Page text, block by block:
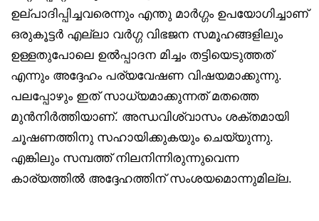
ഉല്പാദിപ്പിച്ചവരെന്നും എന്തു മാർഗ്ഗം ഉപയോഗിച്ചാണ്
ഒരുകൂട്ടർ എല്ലാ വർഗ്ഗ വിഭജന സമൂഹങ്ങളിലും
ഉള്ളതുപോലെ ഉൽപ്പാദന മിച്ചം തട്ടിയെടുത്തത്
എന്നും അദ്ദേഹം പര്യവേഷണ വിഷയമാക്കുന്നു.
പലപ്പോഴും ഇത് സാധ്യമാക്കുന്നത് മതത്തെ
മുൻനിർത്തിയാണ്. അന്ധവിശ്വാസം ശക്തമായി
ചൂഷണത്തിനു സഹായിക്കുകയും ചെയ്യുന്നു.
എങ്കിലും സമ്പത്ത് നിലനിന്നിരുന്നുവെന്ന
കാര്യത്തിൽ അദ്ദേഹത്തിന് സംശയമൊന്നുമില്ല.